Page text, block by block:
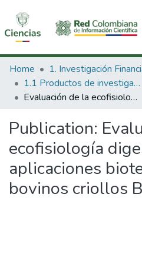
Communities & Collections
All of DSpace
Home
1.1 Productos de investigación
Evaluación de la ecofisiología digestiva y sus aplicaciones biotecnológicas en bovinos criollos BON
Publication:
ecofisiología
aplicaciones
bovinos criollos